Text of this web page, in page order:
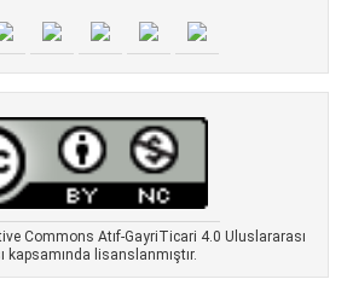
Commons Atıf-GayriTicari 4.0 Uluslararası
kapsamında lisanslanmıştır.